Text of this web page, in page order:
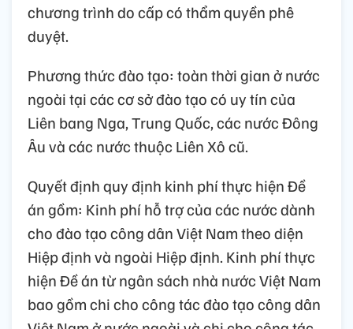
chương trình do cấp có thẩm quyền phê
duyệt.
Phương thức đào tạo: toàn thời gian ở nước
ngoài tại các cơ sở đào tạo có uy tín của
Liên bang Nga, Trung Quốc, các nước Đông
Âu và các nước thuộc Liên Xô cũ.
Quyết định quy định kinh phí thực hiện Đề
án gồm: Kinh phí hỗ trợ của các nước dành
cho đào tạo công dân Việt Nam theo diện
Hiệp định và ngoài Hiệp định. Kinh phí thực
hiện Đề án từ ngân sách nhà nước Việt Nam
bao gồm chi cho công tác đào tạo công dân